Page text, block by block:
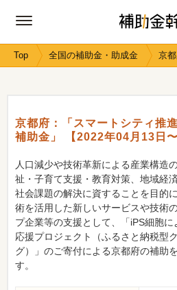
Top 全国の補助金・助成金 京
京都府：「スマートシティ推
補助金」 【2022年04月13日
人口減少や技術革新による産業構造
祉・子育て支援・教育対策、地域経
社会課題の解決に資することを目的
術を活用した新しいサービスや技術
プ企業等の支援として、「iPS細胞
応援プロジェクト（ふるさと納税型
グ）」のご寄付による京都府の補助
す。